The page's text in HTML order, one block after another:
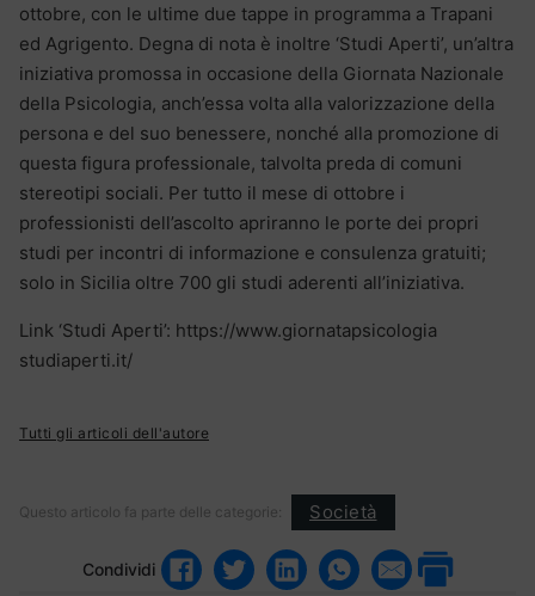
ottobre, con le ultime due tappe in programma a Trapani
ed Agrigento. Degna di nota è inoltre ‘Studi Aperti’, un’altra
iniziativa promossa in occasione della Giornata Nazionale
della Psicologia, anch’essa volta alla valorizzazione della
persona e del suo benessere, nonché alla promozione di
questa figura professionale, talvolta preda di comuni
stereotipi sociali. Per tutto il mese di ottobre i
professionisti dell’ascolto apriranno le porte dei propri
studi per incontri di informazione e consulenza gratuiti;
solo in Sicilia oltre 700 gli studi aderenti all’iniziativa.
Link ‘Studi Aperti’: https://www.giornatapsicologia
studiaperti.it/
Tutti gli articoli dell'autore
Questo articolo fa parte delle categorie: Società
Condividi